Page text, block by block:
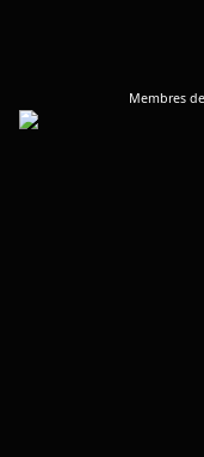
Membres